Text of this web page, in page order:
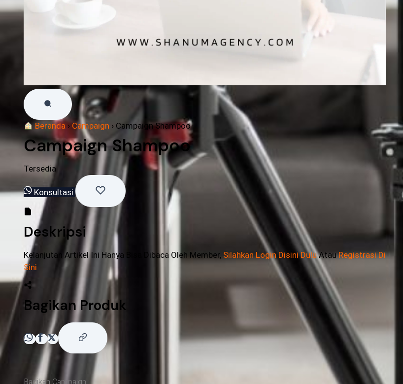
Beranda › Campaign › Campaign Shampoo
Campaign Shampoo
Tersedia
Konsultasi
Deskripsi
Kelanjutan Artikel Ini Hanya Bisa Dibaca Oleh Member, Silahkan Login Disini DuluAtauRegistrasi Di
Sini
Bagikan Produk